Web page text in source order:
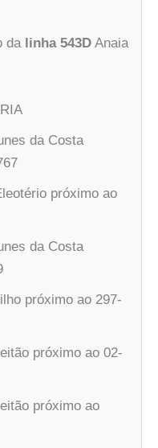
da linha 543D Anaia
da Costa
próximo ao
da Costa
próximo ao 297-
próximo ao 02-
próximo ao